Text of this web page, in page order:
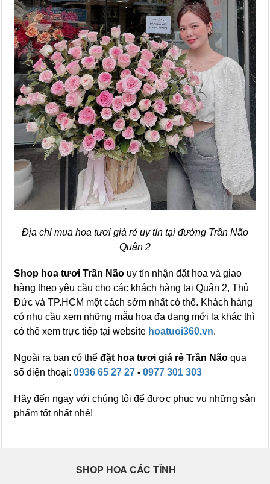
Địa chỉ mua hoa tươi giá rẻ uy tín tại đường Trần Não
Quận 2
Shop hoa tươi Trần Não uy tín nhận đặt hoa và giao
hàng theo yêu cầu cho các khách hàng tại Quận 2, Thủ
Đức và TP.HCM một cách sớm nhất có thể. Khách hàng
có nhu cầu xem những mẫu hoa đa dạng mới lạ khác thì
có thể xem trực tiếp tại website hoatuoi360.vn.
Ngoài ra bạn có thể đặt hoa tươi giá rẻ Trần Não qua
số điện thoại: 0936 65 27 27 - 0977 301 303
Hãy đến ngay với chúng tôi để được phục vụ những sản
phẩm tốt nhất nhé!
SHOP HOA CÁC TỈNH